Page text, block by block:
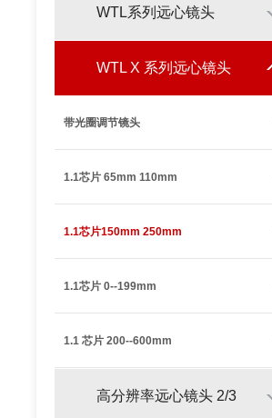
WTL系列远心镜头
WTL X 系列远心镜头
带光圈调节镜头
1.1芯片 65mm 110mm
1.1芯片150mm 250mm
1.1芯片 0--199mm
1.1 芯片 200--600mm
高分辨率远心镜头 2/3